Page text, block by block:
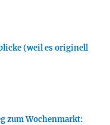
(weil es originell
zum Wochenmarkt: